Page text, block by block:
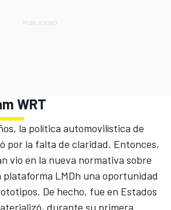
WRT
la política automovilística de
por la falta de claridad. Entonces,
vio en la nueva normativa sobre
plataforma LMDh una oportunidad
De hecho, fue en Estados
durante su primera